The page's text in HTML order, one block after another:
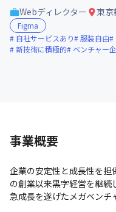
Webディレクター 東京
Figma
自社サービスあり
服装自由
新技術に積極的
ベンチャー
事業概要
企業の安定性と成長性を
の創業以来黒字経営を継
急成長を遂げたメガベンチ